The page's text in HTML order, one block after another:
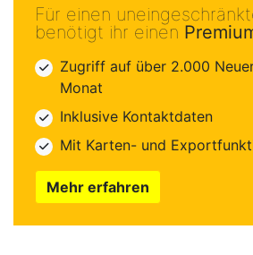
Für einen
benötigt ihr einen
Zugriff auf über 2.000
Monat
Inklusive Kontaktdaten
Mit Karten- und
Mehr erfahren